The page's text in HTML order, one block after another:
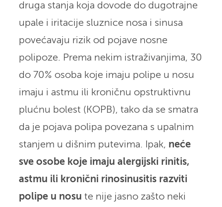
druga stanja koja dovode do dugotrajne
upale i iritacije sluznice nosa i sinusa
povećavaju rizik od pojave nosne
polipoze. Prema nekim istraživanjima, 30
do 70% osoba koje imaju polipe u nosu
imaju i astmu ili kroničnu opstruktivnu
plućnu bolest (KOPB), tako da se smatra
da je pojava polipa povezana s upalnim
stanjem u dišnim putevima. Ipak, neće
sve osobe koje imaju alergijski rinitis,
astmu ili kronični rinosinusitis razviti
polipe u nosu te nije jasno zašto neki